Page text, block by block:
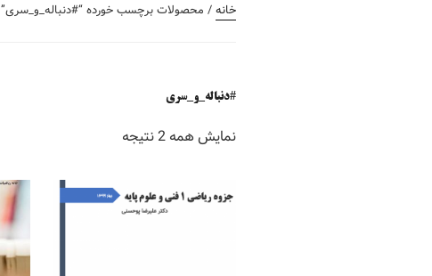
خانه/ محصولات برچسب خورده “#دنباله_و_سری”
#دنباله_و_سری
نمایش همه 2 نتیجه